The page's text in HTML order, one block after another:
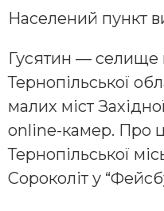
Населений пункт
Гусятин — селище
Тернопільської
малих міст
online-камер. Про
Тернопільської
Сороколіт у